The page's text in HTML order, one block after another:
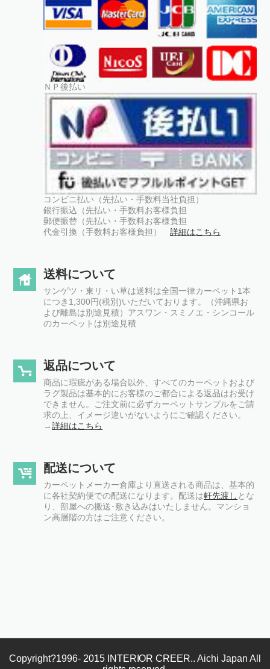
ＮＰ後払い
コンビニ払い（先払い・手数料当社負担）
銀行振込（先払い・手数料お客様負担
郵便振替（先払い・手数料お客様負担
代金引換（手数料お客様負担）詳細はこちら
送料について
サンゲツ・東リ・い草は送料は全国一律カーペット1本
につき1,300円(税別)いただいております。（沖縄県お
よび離島は別途見積）アスワン・スミノエ・シンコール
のカーペットは別途見積
返品について
商品に瑕疵がある場合以外、すべてのカーペットおよび
ラグ製品は基本的にお客様のご都合による返品はお受け
できません。ご注文前に必ずカーペットサンプルをご請
求の上、イメージ違いがないようにご確認ください。
→詳細はこちら
配送について
カーペットメーカー倉庫より直送される商品は、基本的
に各社契約便での配送になります。配送は軒先渡し とな
り、部屋への搬送･敷き込みはいたしません。マンショ
ン高層階の方はご注意ください。
Copyright?1996- 2015 INTERIOR CREER.. Aichi Japan All